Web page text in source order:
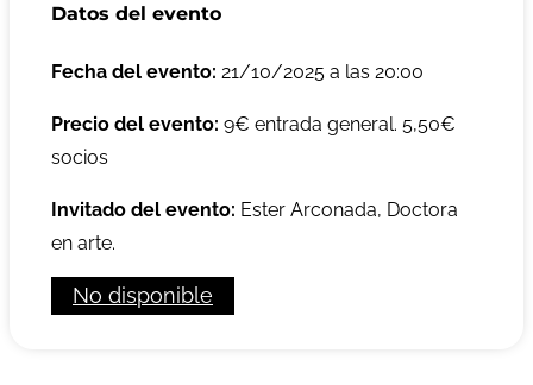
Datos del evento
Fecha del evento: 21/10/2025 a las 20:00
Precio del evento: 9€ entrada general. 5,50€
socios
Invitado del evento: Ester Arconada, Doctora
en arte.
No disponible